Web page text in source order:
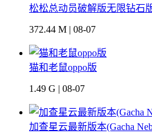
松松总动员破解版无限钻石
372.44 M | 08-07
猫和老鼠oppo版
1.49 G | 08-07
加查星云最新版本(Gacha